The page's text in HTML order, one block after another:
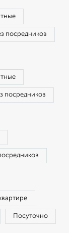
посредников
посредников
Посуточно